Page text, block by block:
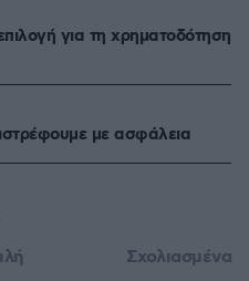
για τη χρηματοδότηση
με ασφάλεια
Σχολιασμένα